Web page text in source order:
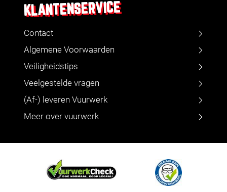
KLANTENSERVICE
Contact
Algemene Voorwaarden
Veiligheidstips
Veelgestelde vragen
(Af-) leveren Vuurwerk
Meer over vuurwerk